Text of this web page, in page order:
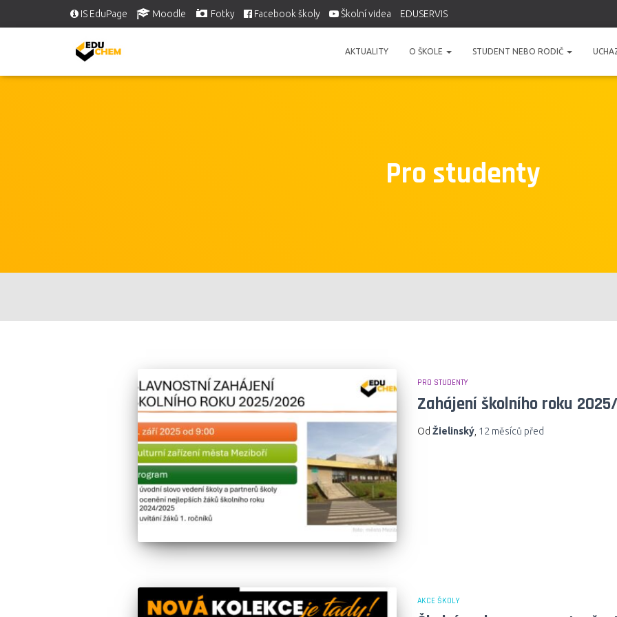
IS EduPage Moodle Fotky Facebook školy Školní videa EDUSERVIS
AKTUALITY O ŠKOLE STUDENT NEBO RODIČ
Pro studenty
PRO STUDENTY
Zahájení školního roku
Od Žielinský, 12 měsíců před
AKCE ŠKOLY